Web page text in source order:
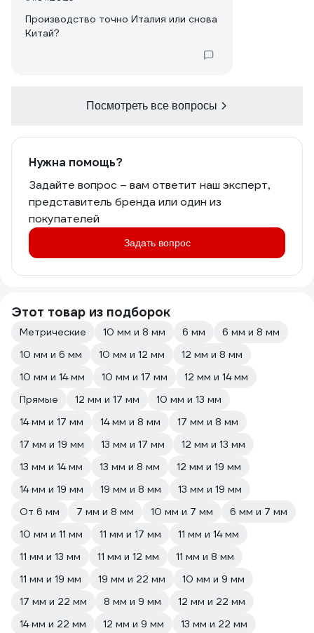
Производство точно Италия или снова
Китай?
Посмотреть все вопросы
Нужна помощь?
Задайте вопрос – вам ответит наш эксперт,
представитель бренда или один из
покупателей
Задать вопрос
Этот товар из подборок
Метрические 10 мм и 8 мм 6 мм
6 мм и 8 мм
10 мм и 6 мм
10 мм и 12 мм
12 мм и 8 мм
10 мм и 14 мм
10 мм и 17 мм
12 мм и 14 мм
Прямые
12 мм и 17 мм
10 мм и 13 мм
14 мм и 17 мм
14 мм и 8 мм
17 мм и 8 мм
17 мм и 19 мм
13 мм и 17 мм
12 мм и 13 мм
13 мм и 14 мм
13 мм и 8 мм
12 мм и 19 мм
14 мм и 19 мм
19 мм и 8 мм
13 мм и 19 мм
От 6 мм
7 мм и 8 мм 10 мм и 7 мм
6 мм и 7 мм
10 мм и 11 мм
11 мм и 17 мм
11 мм и 14 мм
11 мм и 13 мм
11 мм и 12 мм
11 мм и 8 мм
11 мм и 19 мм
19 мм и 22 мм
10 мм и 9 мм
17 мм и 22 мм
8 мм и 9 мм
12 мм и 22 мм
14 мм и 22 мм
12 мм и 9 мм 13 мм и 22 мм